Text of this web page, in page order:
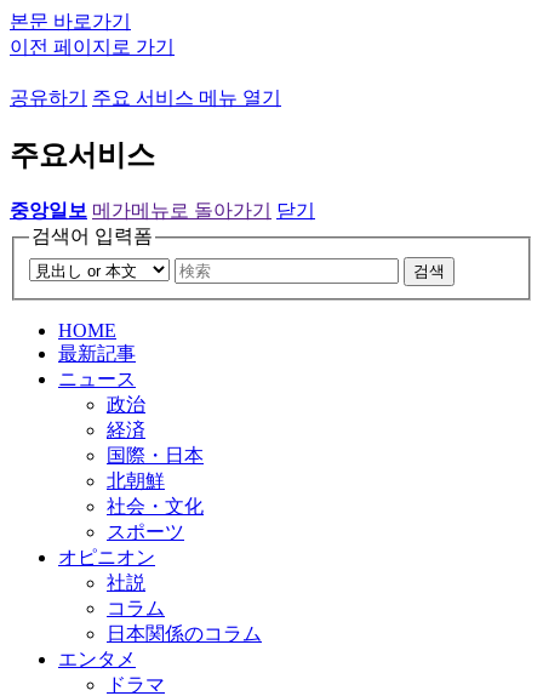
본문 바로가기
이전 페이지로 가기
공유하기 주요 서비스 메뉴 열기
주요서비스
중앙일보 메가메뉴로 돌아가기
닫기
검색어 입력폼
검색
HOME
最新記事
ニュース
政治
経済
国際・日本
北朝鮮
社会・文化
スポーツ
オピニオン
社説
コラム
日本関係のコラム
エンタメ
ドラマ